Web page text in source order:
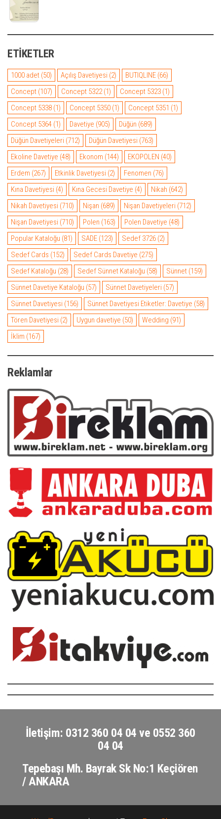
₺ 1.950,00.
ETIKETLER
1000 adet (50) Açılış Davetiyesi (2) BUTIQLINE (66)
Concept (107) Concept 5322(1) Concept 5323 (1)
Concept 5338 (1) Concept 5350 (1) Concept 5351 (1)
Concept 5364 (1) Davetiye (905) Düğün (689)
Düğün Davetiyeleri (712) Düğün Davetiyesi (763)
Ekoline Davetiye (48) Ekonom (144) EKOPOLEN (40)
Erdem (267) Etkinlik Davetiyesi (2) Fenomen (76)
Kına Davetiyesi (4) Kına Gecesi Davetiye (4) Nikah (642)
Nikah Davetiyesi (710) Nişan (689) Nişan Davetiyeleri (712)
Nişan Davetiyesi (710) Polen (163) Polen Davetiye (48)
Popular Kataloğu (81) SADE (123) Sedef 3726 (2)
Sedef Cards (152) Sedef Cards Davetiye (275)
Sedef Kataloğu (28) Sedef Sünnet Kataloğu (58) Sünnet (159)
Sünnet Davetiye Kataloğu (57) Sünnet Davetiyeleri (57)
Sünnet Davetiyesi (156) Sünnet Davetiyesi Etiketler: Davetiye (58)
Tören Davetiyesi (2) Uygun davetiye (50) Wedding (91)
İklim (167)
Reklamlar
İletişim: 0312 360 04 04 ve 0552 360
04 04
Tepebaşı Mh. Bayrak Sk No:1 Keçiören
/ ANKARA